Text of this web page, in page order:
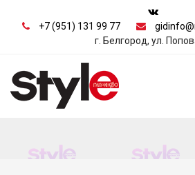
+7 (951) 131 99 77
г. Белгород, ул.